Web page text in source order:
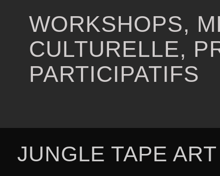
WORKSHOPS,
CULTURELLE,
PARTICIPATIFS
JUNGLE TAPE ART